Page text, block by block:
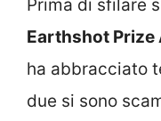
Prima di sfilare
Earthshot Prize
ha abbracciato
due si sono